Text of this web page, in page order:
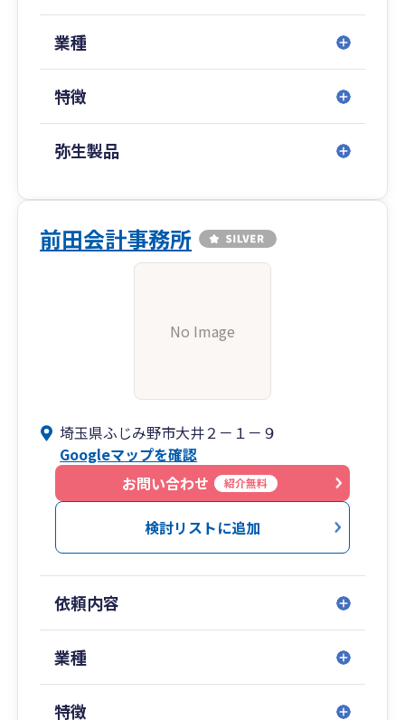
業種
特徴
弥生製品
前田会計事務所
No Image
埼玉県ふじみ野市大井２－１－９
Googleマップを確認
お問い合わせ
紹介無料
検討リストに追加
依頼内容
業種
特徴